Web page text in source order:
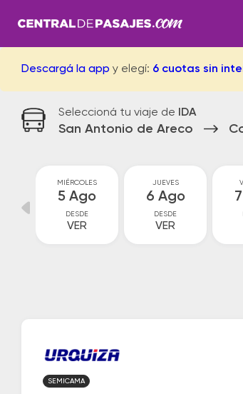
Descargá la app y elegí: 6 cuotas sin
Seleccioná tu viaje de IDA
San Antonio de Areco
MIÉRCOLES
5 Ago
DESDE
VER
JUEVES
6 Ago
DESDE
VER
SEMICAMA